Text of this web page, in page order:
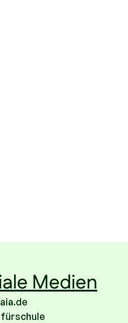
Medien